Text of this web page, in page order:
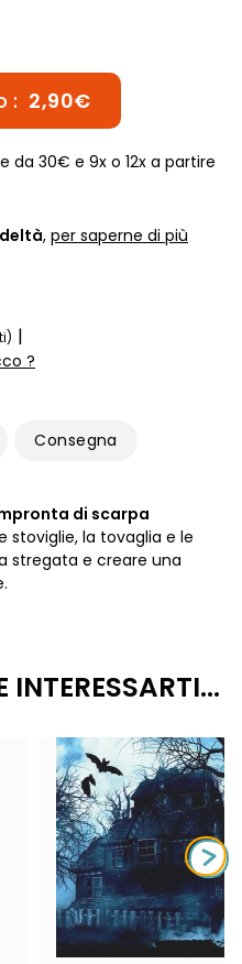
: 2,90€
30€ e 9x o 12x a partire
, per saperne di più
|
?
Consegna
di scarpa
stoviglie, la tovaglia e le
stregata e creare una
INTERESSARTI...